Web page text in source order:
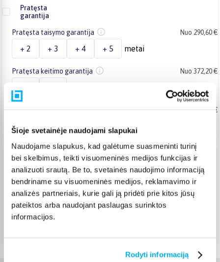
Šioje svetainėje naudojami slapukai
Naudojame slapukus, kad galėtume suasmeninti turinį
bei skelbimus, teikti visuomeninės medijos funkcijas ir
analizuoti srautą. Be to, svetainės naudojimo informaciją
bendriname su visuomeninės medijos, reklamavimo ir
analizės partneriais, kurie gali ją pridėti prie kitos jūsų
pateiktos arba naudojant paslaugas surinktos
informacijos.
Rodyti informaciją
Pratęsta
garantija
Pratęsta taisymo garantija Nuo 290,60 €
+ 2 + 3 + 4 + 5 metai
Pratęsta keitimo garantija Nuo 372,20 €
Pratęsta taisymo garantija įmonėms Nuo 321,20 €
+ 2 + 3 metai
Venipak kurjeris (2,99 €)
Rugpjūtis 18d. - Rugpjūtis 25d.
DPD kurjeris (3,99 €)
Rugpjūtis 18d. - Rugpjūtis 25d.
Atsiėmimas Veiverių g. 171, Kaunas